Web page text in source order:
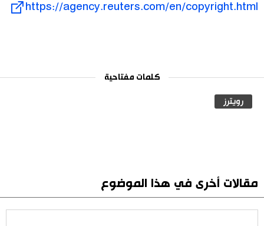
https://agency.reuters.com/en/copyright.html
كلمات مفتاحية
رويترز
مقالات أخرى في هذا الموضوع